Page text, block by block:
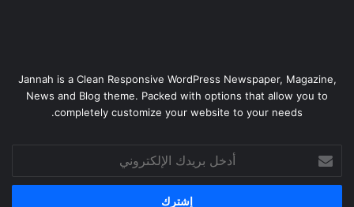
Jannah is a Clean Responsive WordPress Newspaper, Magazine,
News and Blog theme. Packed with options that allow you to
completely customize your website to your needs.
بريدك
الإلكتروني